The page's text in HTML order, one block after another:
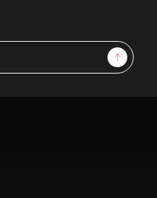
Sign Up